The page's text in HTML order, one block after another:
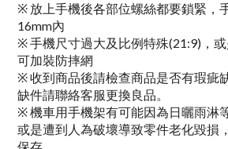
※ 放上手機後各部位螺絲都要鎖緊，
16mm內
※ 手機尺寸過大及比例特殊(21:9)，
可加裝防摔網
※ 收到商品後請檢查商品是否有瑕疵
缺件請聯絡客服更換良品。
※ 機車用手機架有可能因為日曬雨淋
或是遭到人為破壞導致零件老化毀損